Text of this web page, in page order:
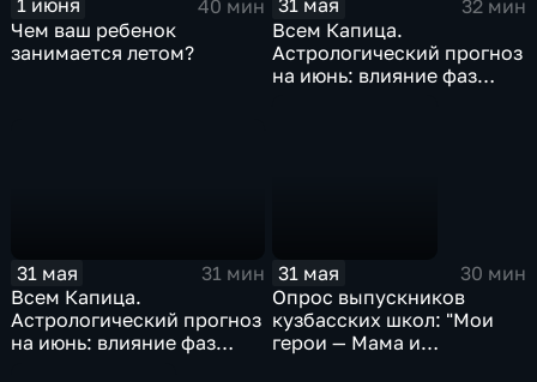
1 июня
40 мин
Чем ваш ребенок
занимается летом?
31 мая
32 мин
Всем Капица.
Астрологический прогноз
на июнь: влияние фаз
31 мая
31 мин
Всем Капица.
Астрологический прогноз
на июнь: влияние фаз
31 мая
30 мин
Опрос выпускников
кузбасских школ: "Мои
герои — Мама и